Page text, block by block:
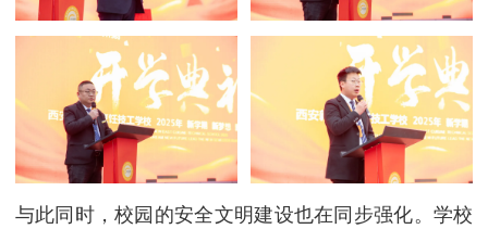
与此同时，校园的安全文明建设也在同步强化。学校